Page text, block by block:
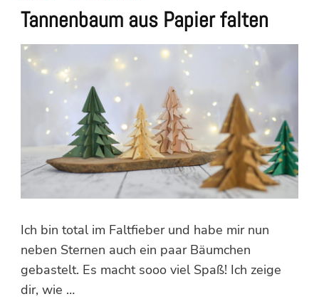
Tannenbaum aus Papier falten
Ich bin total im Faltfieber und habe mir nun
neben Sternen auch ein paar Bäumchen
gebastelt. Es macht sooo viel Spaß! Ich zeige
dir, wie …